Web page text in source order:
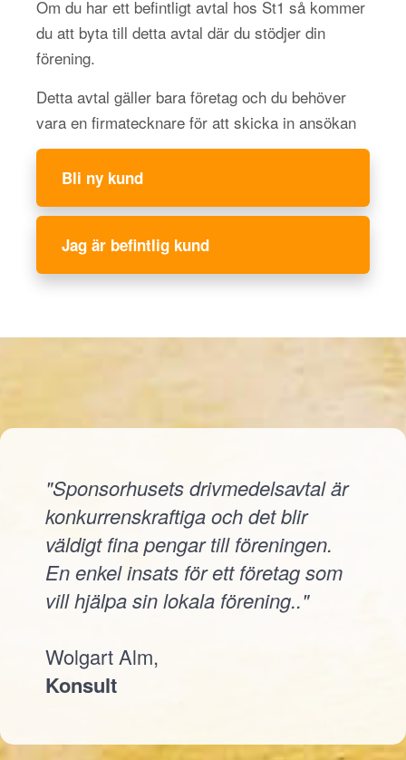
Om du har ett befintligt avtal hos St1 så kommer
du att byta till detta avtal där du stödjer din
förening.
Detta avtal gäller bara företag och du behöver
vara en firmatecknare för att skicka in ansökan
Bli ny kund
Jag är befintlig kund
"Sponsorhusets drivmedelsavtal är
konkurrenskraftiga och det blir
väldigt fina pengar till föreningen.
En enkel insats för ett företag som
vill hjälpa sin lokala förening.."
Wolgart Alm,
Konsult